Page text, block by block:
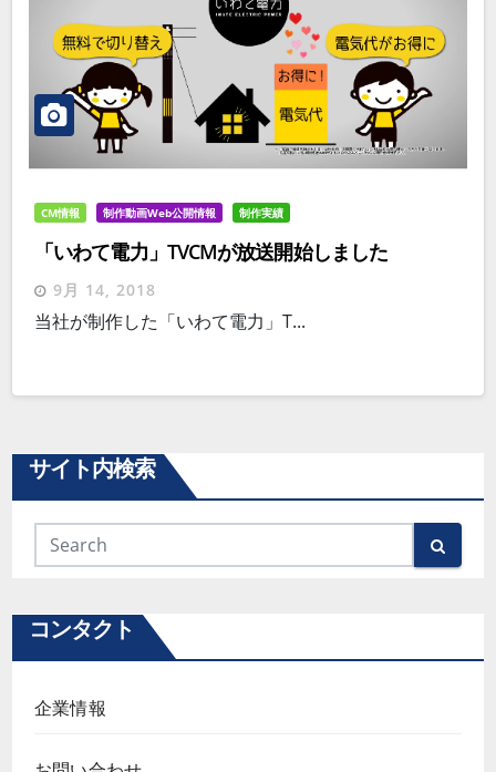
CM情報 制作動画Web公開情報 制作実績
「いわて電力」TVCMが放送開始しました
9月 14, 2018
当社が制作した「いわて電力」T...
サイト内検索
コンタクト
企業情報